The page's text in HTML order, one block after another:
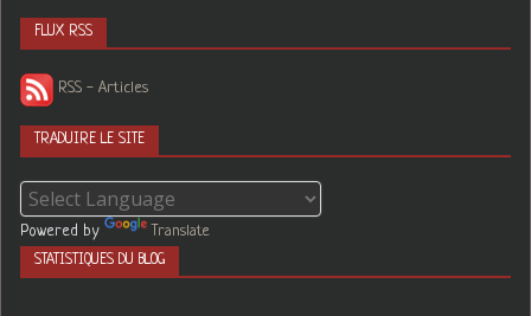
FLUX RSS
RSS - Articles
TRADUIRE LE SITE
Powered by Translate
STATISTIQUES DU BLOG